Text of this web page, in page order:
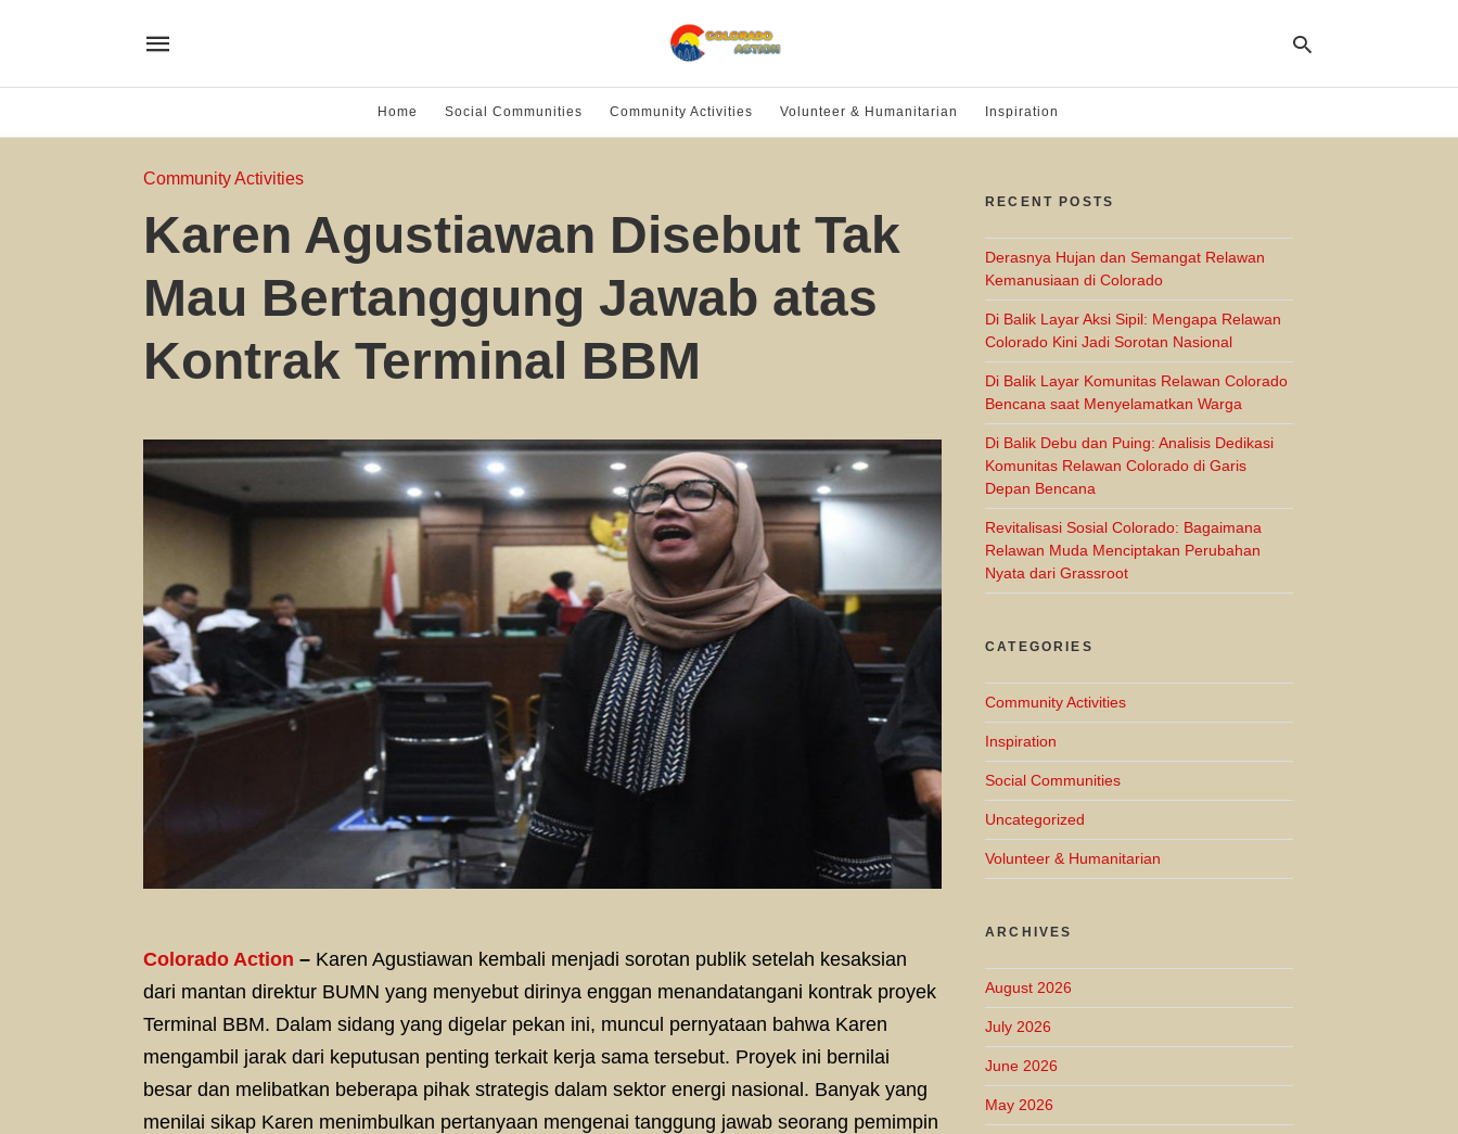
Home Social Communities Community Activities Volunteer & Humanitarian Inspiration
Community Activities
Karen Agustiawan Disebut Tak
Mau Bertanggung Jawab atas
Kontrak Terminal BBM
Colorado Action – Karen Agustiawan kembali menjadi sorotan publik setelah kesaksian
dari mantan direktur BUMN yang menyebut dirinya enggan menandatangani kontrak proyek
Terminal BBM. Dalam sidang yang digelar pekan ini, muncul pernyataan bahwa Karen
mengambil jarak dari keputusan penting terkait kerja sama tersebut. Proyek ini bernilai
besar dan melibatkan beberapa pihak strategis dalam sektor energi nasional. Banyak yang
menilai sikap Karen menimbulkan pertanyaan mengenai tanggung jawab seorang pemimpin
RECENT POSTS
Derasnya Hujan dan Semangat Relawan
Kemanusiaan di Colorado
Di Balik Layar Aksi Sipil: Mengapa Relawan
Colorado Kini Jadi Sorotan Nasional
Di Balik Layar Komunitas Relawan Colorado
Bencana saat Menyelamatkan Warga
Di Balik Debu dan Puing: Analisis Dedikasi
Komunitas Relawan Colorado di Garis
Depan Bencana
Revitalisasi Sosial Colorado: Bagaimana
Relawan Muda Menciptakan Perubahan
Nyata dari Grassroot
CATEGORIES
Community Activities
Inspiration
Social Communities
Uncategorized
Volunteer & Humanitarian
ARCHIVES
August 2026
July 2026
June 2026
May 2026